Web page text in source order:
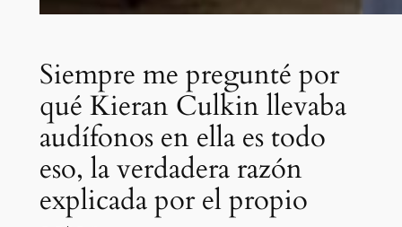
Siempre me pregunté por
qué Kieran Culkin llevaba
audífonos en ella es todo
eso, la verdadera razón
explicada por el propio